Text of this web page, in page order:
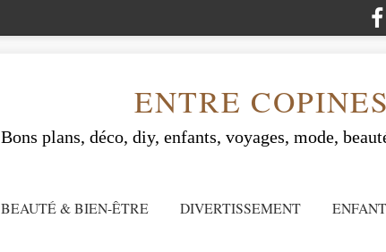
ENTRE
Bons plans, déco, diy, enfants, voyages, mode,
BEAUTÉ & BIEN-ÊTRE DIVERTISSEMENT ENFANT